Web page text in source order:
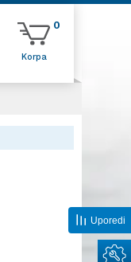
Korpa
0
Uporedi